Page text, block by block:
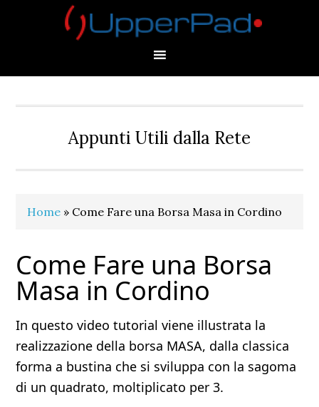
Appunti Utili dalla Rete
Home » Come Fare una Borsa Masa in Cordino
Come Fare una Borsa
Masa in Cordino
In questo video tutorial viene illustrata la
realizzazione della borsa MASA, dalla classica
forma a bustina che si sviluppa con la sagoma
di un quadrato, moltiplicato per 3.